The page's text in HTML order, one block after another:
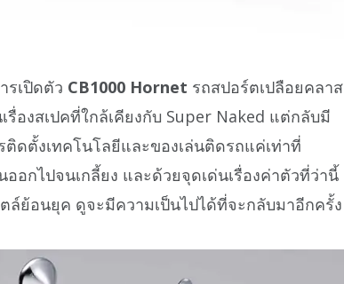
รเปิดตัว CB1000 Hornet รถสปอร์ตเปลือยคลาส
องสเปคที่ใกล้เคียงกับ Super Naked แต่กลับมี
ดตั้งเทคโนโลยีและของเล่นติดรถแค่เท่าที่
อกไปจนเกลี้ยง และด้วยจุดเด่นเรื่องค่าตัวที่ว่านี้
ล์ย้อนยุค ดูจะมีความเป็นไปได้ที่จะกลับมาอีกครั้ง